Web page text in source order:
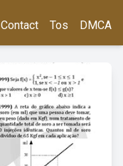
Contact Tos DMCA